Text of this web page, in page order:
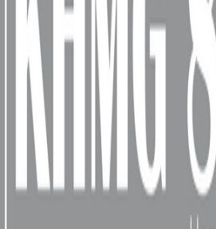
104.3 Boss FM
32 k
LIVE
TFC Guam
HD 1872